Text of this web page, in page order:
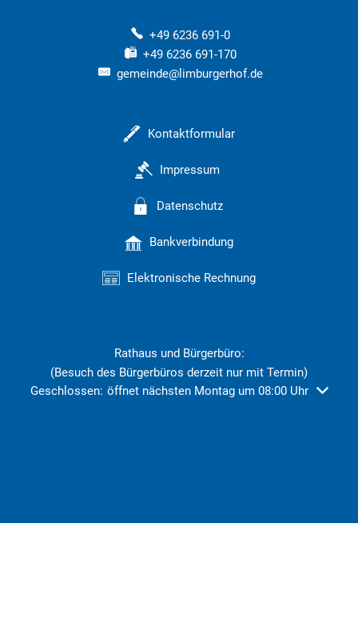
+49 6236 691-0
+49 6236 691-170
gemeinde@limburgerhof.de
Kontaktformular
Impressum
Datenschutz
Bankverbindung
Elektronische Rechnung
Rathaus und Bürgerbüro:
(Besuch des Bürgerbüros derzeit nur mit Termin)
Klicken, um weitere Öffnungs- oder Schließzeiten
Geschlossen: öffnet nächsten Montag um 08:00 Uhr